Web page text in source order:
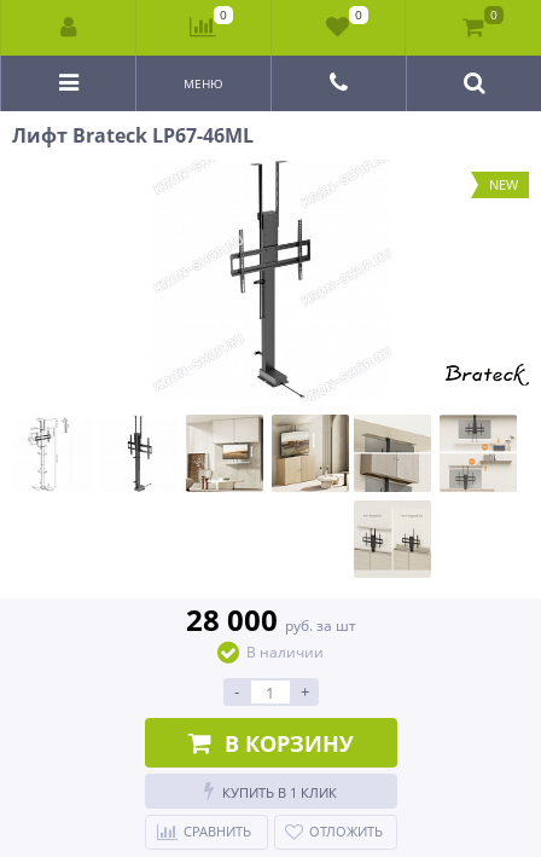
МЕНЮ
Лифт Brateck LP67-46ML
NEW
28 000 руб. за шт
В наличии
- +
В КОРЗИНУ
КУПИТЬ В 1 КЛИК
СРАВНИТЬ ОТЛОЖИТЬ
0 0 0